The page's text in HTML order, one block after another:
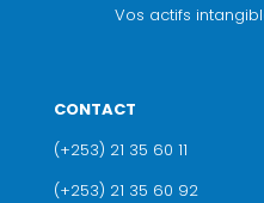
Vos actifs
CONTACT
(+253) 21 35 60 11
(+253) 21 35 60 92